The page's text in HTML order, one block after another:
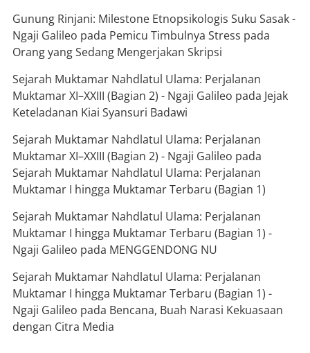
Gunung Rinjani: Milestone Etnopsikologis Suku Sasak -
Ngaji Galileo pada Pemicu Timbulnya Stress pada
Orang yang Sedang Mengerjakan Skripsi
Sejarah Muktamar Nahdlatul Ulama: Perjalanan
Muktamar XI–XXIII (Bagian 2) - Ngaji Galileo pada Jejak
Keteladanan Kiai Syansuri Badawi
Sejarah Muktamar Nahdlatul Ulama: Perjalanan
Muktamar XI–XXIII (Bagian 2) - Ngaji Galileo pada
Sejarah Muktamar Nahdlatul Ulama: Perjalanan
Muktamar I hingga Muktamar Terbaru (Bagian 1)
Sejarah Muktamar Nahdlatul Ulama: Perjalanan
Muktamar I hingga Muktamar Terbaru (Bagian 1) -
Ngaji Galileo pada MENGGENDONG NU
Sejarah Muktamar Nahdlatul Ulama: Perjalanan
Muktamar I hingga Muktamar Terbaru (Bagian 1) -
Ngaji Galileo pada Bencana, Buah Narasi Kekuasaan
dengan Citra Media